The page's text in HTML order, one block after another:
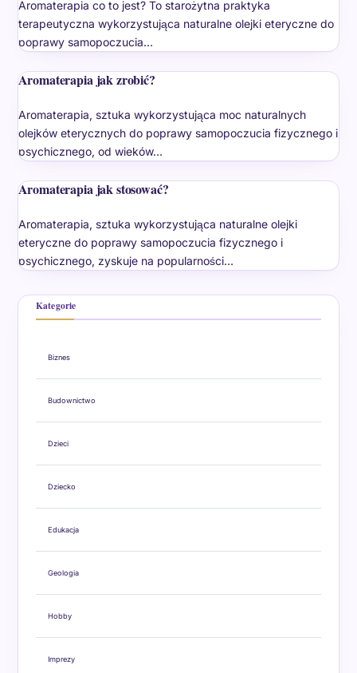
Aromaterapia co to jest? To starożytna praktyka
terapeutyczna wykorzystująca naturalne olejki eteryczne do
poprawy samopoczucia…
Aromaterapia jak zrobić?
Aromaterapia, sztuka wykorzystująca moc naturalnych
olejków eterycznych do poprawy samopoczucia fizycznego i
psychicznego, od wieków…
Aromaterapia jak stosować?
Aromaterapia, sztuka wykorzystująca naturalne olejki
eteryczne do poprawy samopoczucia fizycznego i
psychicznego, zyskuje na popularności…
Kategorie
Biznes
Budownictwo
Dzieci
Dziecko
Edukacja
Geologia
Hobby
Imprezy